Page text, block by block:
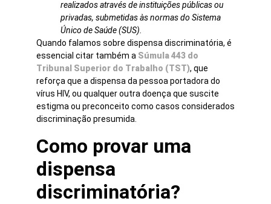
realizados através de instituições públicas ou
privadas, submetidas às normas do Sistema
Único de Saúde (SUS).
Quando falamos sobre dispensa discriminatória, é
essencial citar também a Súmula 443 do
Tribunal Superior do Trabalho (TST), que
reforça que a dispensa da pessoa portadora do
vírus HIV, ou qualquer outra doença que suscite
estigma ou preconceito como casos considerados
discriminação presumida.
Como provar uma
dispensa
discriminatória?